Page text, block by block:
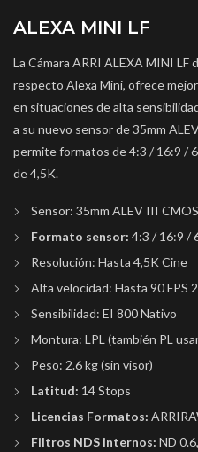
ALEXA MINI LF
La Cámara ARRI ALEXA MINI LF
respecto Alexa Mini, ofrece
en situaciones de alta
a su nuevo sensor de 35mm
permite formatos de 4:3 / 16:9 /
de 4,5K.
Sensor: 35mm ALEV III
Formato sensor: 4:3 / 16:9 /
Resolución: Hasta 4,5K Cine
Alta velocidad: Hasta 90 FPS
Sensibilidad: EI 800 Nativo
Montura: LPL (también PL
Peso: 2.6 kg (sin visor)
Latitud: 14 Stops
Licencias Formatos:
Filtros NDS internos: ND